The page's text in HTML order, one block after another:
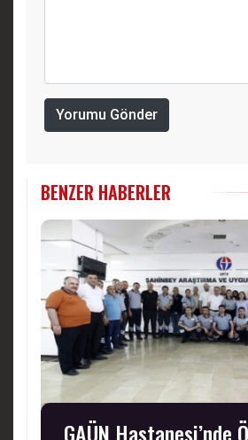
Yorumu Gönder
BENZER HABERLER
GAÜN Hastanesi’nde